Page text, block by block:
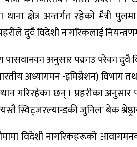
क्षेत्र अन्तर्गत रहेको मैत्री
दुवै विदेशी नागरिकलाई
पासवानका अनुसार पक्राउ परेका दुवै
अध्यागमन -इमिग्रेशन) विभाग
गरिरहेका छन् । प्रहरीका अनुसार
स्विट्जरल्यान्डकी जुनिला बेक
विदेशी नागरिकहरूको